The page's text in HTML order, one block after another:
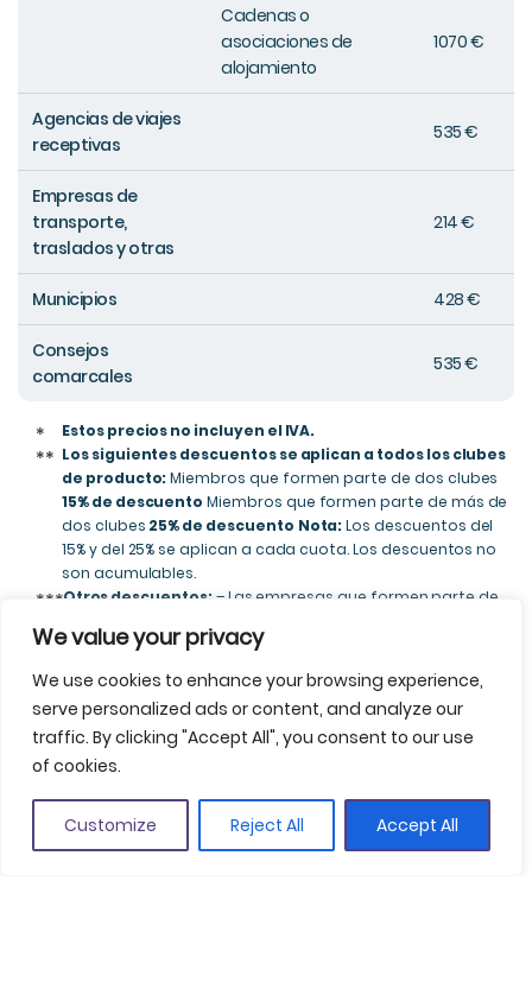
We value your privacy
We use cookies to enhance your browsing experience,
serve personalized ads or content, and analyze our
traffic. By clicking "Accept All", you consent to our use
of cookies.
Customize Reject All Accept All
Cadenas o
asociaciones de
alojamiento
1070 €
Agencias de viajes
receptivas
535 €
Empresas de
transporte,
traslados y otras
214 €
Municipios 428 €
Consejos
comarcales
535 €
* Estos precios no incluyen el IVA.
** Los siguientes descuentos se aplican a todos los clubes
de producto: Miembros que formen parte de dos clubes
15% de descuento Miembros que formen parte de más de
dos clubes 25% de descuento Nota: Los descuentos del
15% y del 25% se aplican a cada cuota. Los descuentos no
son acumulables.
***Otros descuentos:– Las empresas que formen parte de
a un consejo comarcal disfrutarán de un 25% de
pertenezcan a ACPET o Costa Brava Sub disfrutarán de un
25% de descuento en la cuota anual del club.
Información práctica para la adhesión
Formulario de adhesión – Consejos